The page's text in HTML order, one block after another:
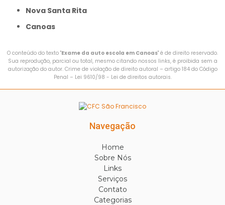
Nova Santa Rita
Canoas
O conteúdo do texto "Exame da auto escola em Canoas" é de direito reservado.
Sua reprodução, parcial ou total, mesmo citando nossos links, é proibida sem a
autorização do autor. Crime de violação de direito autoral – artigo 184 do Código
Penal – Lei 9610/98 - Lei de direitos autorais.
Navegação
Home
Sobre Nós
Links
Serviços
Contato
Categorias